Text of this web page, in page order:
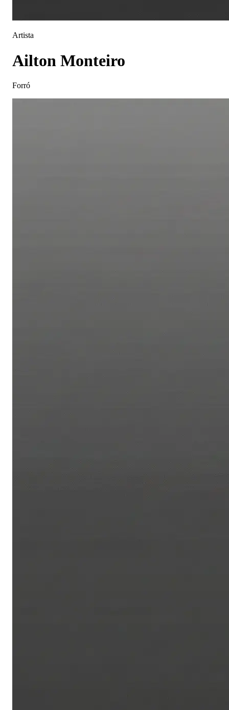
Artista
Ailton Monteiro
Forró